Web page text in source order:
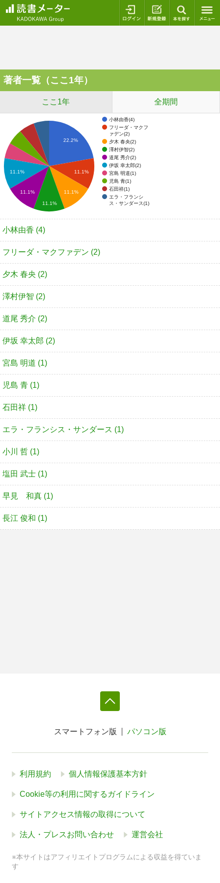
ログイン 新規登録
著者一覧（ここ1年）
ここ1年 全期間
小林由香(4)
フリーダ・マクフ
ァデン(2)
夕木 春央(2)
澤村伊智(2)
道尾 秀介(2)
伊坂 幸太郎(2)
宮島 明道(1)
児島 青(1)
石田祥(1)
エラ・フランシ
ス・サンダース(1)
22.2%
11.1%
11.1%
11.1%
11.1%
11.1%
小林由香 (4)
フリーダ・マクファデン (2)
夕木 春央 (2)
澤村伊智 (2)
道尾 秀介 (2)
伊坂 幸太郎 (2)
宮島 明道 (1)
児島 青 (1)
石田祥 (1)
エラ・フランシス・サンダース (1)
小川 哲 (1)
塩田 武士 (1)
早見 和真 (1)
長江 俊和 (1)
スマートフォン版 パソコン版
利用規約 個人情報保護基本方針
Cookie等の利用に関するガイドライン
サイトアクセス情報の取得について
法人・プレスお問い合わせ 運営会社
※本サイトはアフィリエイトプログラムによる収益を得ていま
す